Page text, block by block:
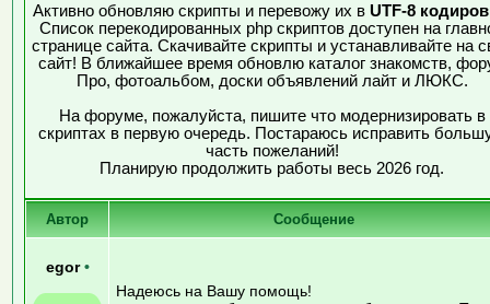
Активно обновляю скрипты и перевожу их в UTF-8
Список перекодированных php скриптов доступен на
странице сайта. Скачивайте скрипты и устанавливайте на
сайт! В ближайшее время обновлю каталог знакомств,
Про, фотоальбом, доски объявлений лайт и ЛЮКС.
На форуме, пожалуйста, пишите что модернизировать в
скриптах в первую очередь. Постараюсь исправить
часть пожеланий!
Планирую продолжить работы весь 2026 год.
Автор Сообщение
egor •
Надеюсь на Вашу помощь!